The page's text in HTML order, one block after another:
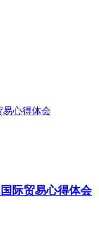
易心得体会
际贸易心得体会